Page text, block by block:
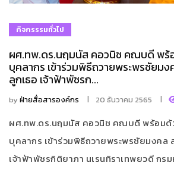
กิจกรรรมทั่วไป
ผศ.ทพ.ดร.นฤมนัส คอวนิช คณบดี พร้
บุคลากร เข้าร่วมพิธีถวายพระพรชัยมง
ลูกเธอ เจ้าฟ้าพัชรก...
byฝ่ายสื่อสารองค์กร 20 ธันวาคม 2565
ผศ.ทพ.ดร.นฤมนัส คอวนิช คณบดี พร้อมด้
บุคลากร เข้าร่วมพิธีถวายพระพรชัยมงคล
เจ้าฟ้าพัชรกิติยาภา นเรนทิราเทพยวดี กร